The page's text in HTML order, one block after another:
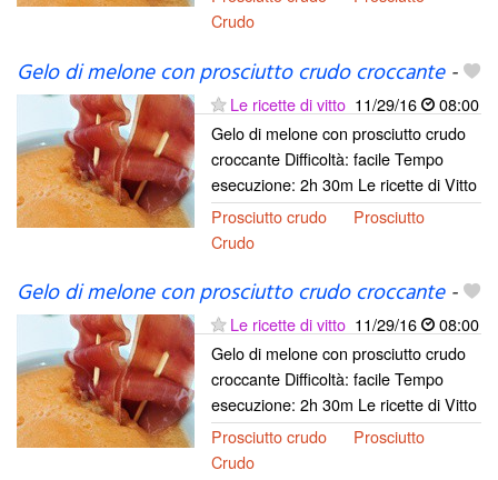
Crudo
Gelo di melone con prosciutto crudo croccante-
Le ricette di vitto 11/29/16
08:00
Gelo di melone con prosciutto crudo
croccante Difficoltà: facile Tempo
esecuzione: 2h 30m Le ricette di Vitto
Prosciutto crudo
Prosciutto
Crudo
Gelo di melone con prosciutto crudo croccante-
Le ricette di vitto 11/29/16
08:00
Gelo di melone con prosciutto crudo
croccante Difficoltà: facile Tempo
esecuzione: 2h 30m Le ricette di Vitto
Prosciutto crudo
Prosciutto
Crudo